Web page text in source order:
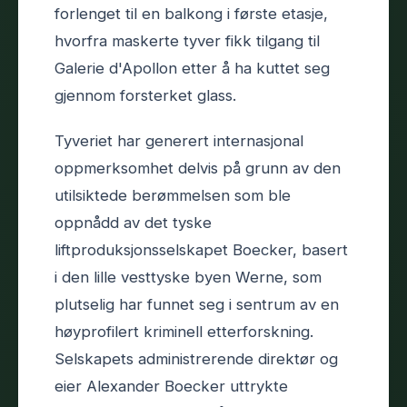
forlenget til en balkong i første etasje,
hvorfra maskerte tyver fikk tilgang til
Galerie d'Apollon etter å ha kuttet seg
gjennom forsterket glass.
Tyveriet har generert internasjonal
oppmerksomhet delvis på grunn av den
utilsiktede berømmelsen som ble
oppnådd av det tyske
liftproduksjonsselskapet Boecker, basert
i den lille vesttyske byen Werne, som
plutselig har funnet seg i sentrum av en
høyprofilert kriminell etterforskning.
Selskapets administrerende direktør og
eier Alexander Boecker uttrykte